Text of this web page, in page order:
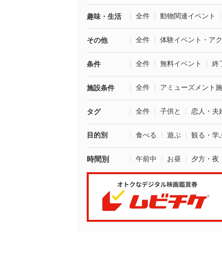
趣味・生活 全件 動物関連イベント
その他 全件 体験イベント・ア
条件 全件 無料イベント 終
施設条件 全件 アミューズメント
タグ 全件 子供と 恋人・夫
目的別 食べる 遊ぶ 観る・学
時間別 午前中 お昼 夕方・夜